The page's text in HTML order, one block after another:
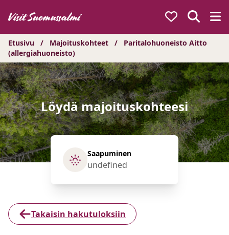
sisältöön
Etusivu / Majoituskohteet /
Paritalohuoneisto Aitto
(allergiahuoneisto)
Löydä majoituskohteesi
Saapuminen
Takaisin hakutuloksiin